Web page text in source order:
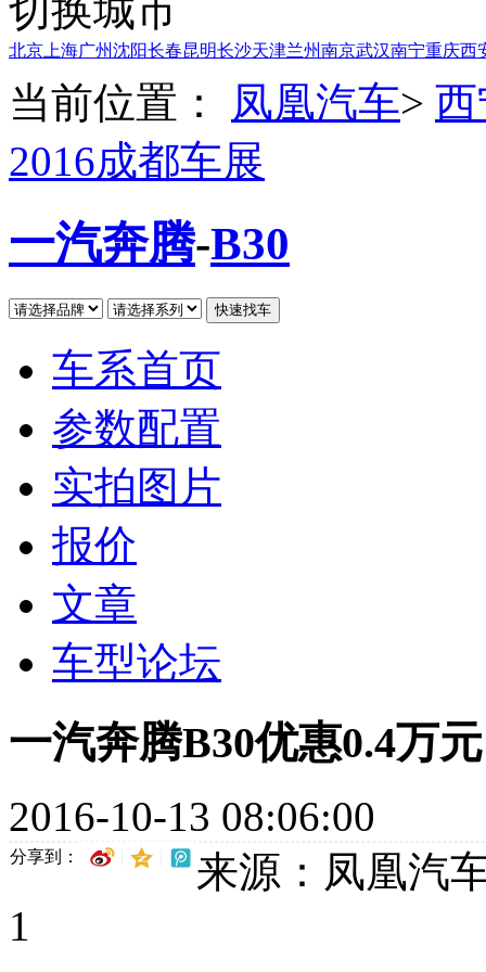
切换城市
北京 上海广州沈阳长春昆明长沙天津兰州南京武汉南宁重庆西
当前位置： 凤凰汽车>
2016成都车展
一汽奔腾-B30
车系首页
参数配置
实拍图片
报价
文章
车型论坛
一汽奔腾B30优惠0.4万
2016-10-13 08:06:00
分享到：
来源：凤凰汽
1